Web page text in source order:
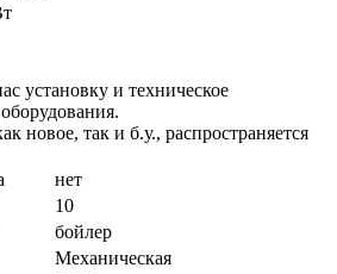
установку и техническое
новое, так и б.у., распространяется
нет
10
бойлер
Механическая